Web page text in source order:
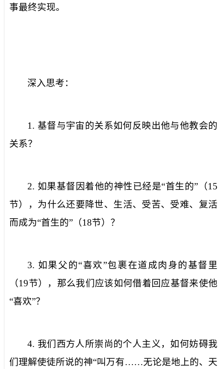
事最终实现。
深入思考：
1. 基督与宇宙的关系如何反映出他与他教会的
关系？
2. 如果基督因着他的神性已经是“首生的”（15
节），为什么还要降世、生活、受苦、受难、复活
而成为“首生的”（18节）？
3. 如果父的“喜欢”包裹在道成肉身的基督里
（19节），那么我们应该如何借着回应基督来使他
“喜欢”？
4. 我们西方人所崇尚的个人主义，如何妨碍我
们理解使徒所说的神“叫万有……无论是地上的、天